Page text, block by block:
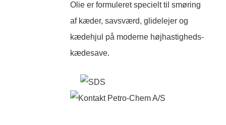
Olie er formuleret specielt til smøring
af kæder, savsværd, glidelejer og
kædehjul på moderne højhastigheds-
kædesave.